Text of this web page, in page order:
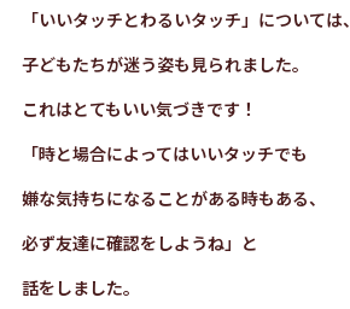
「いいタッチとわるいタッチ」については、
子どもたちが迷う姿も見られました。
これはとてもいい気づきです！
「時と場合によってはいいタッチでも
嫌な気持ちになることがある時もある、
必ず友達に確認をしようね」と
話をしました。